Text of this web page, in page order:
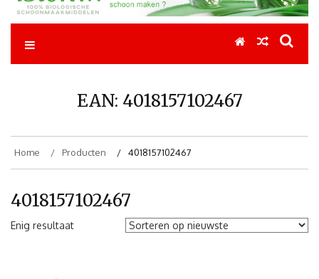
EAN: 4018157102467
Home Producten 4018157102467
4018157102467
Enig resultaat